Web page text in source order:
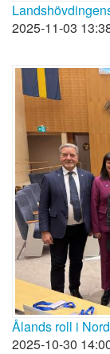
2025-11-03
Ålands roll i
2025-10-30